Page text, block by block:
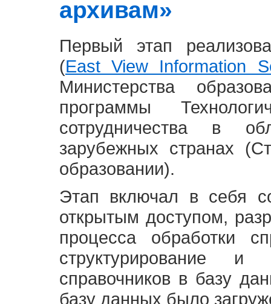
архивам»
Первый этап
(East View Information
Министерства
программы
сотрудничества в
зарубежных странах
образовании).
Этап включал в себя
открытым доступом,
процесса обработки
структурирование и
справочников в базу
базу данных было